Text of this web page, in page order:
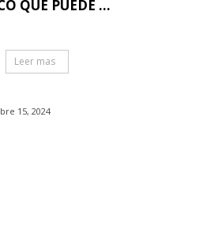
QUE PUEDE ...
Leer mas
15, 2024